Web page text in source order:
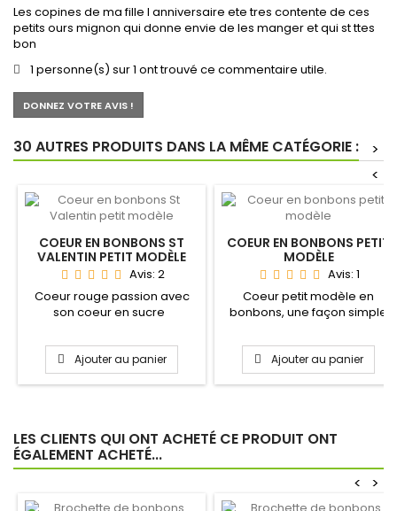
Les copines de ma fille l anniversaire ete tres contente de ces
petits ours mignon qui donne envie de les manger et qui st ttes
bon
1 personne(s) sur 1 ont trouvé ce commentaire utile.
DONNEZ VOTRE AVIS !
30 AUTRES PRODUITS DANS LA MÊME CATÉGORIE :
>
<
COEUR EN BONBONS ST
VALENTIN PETIT MODÈLE
Avis: 2
Coeur rouge passion avec
son coeur en sucre
Ajouter au panier
COEUR EN BONBONS PETIT
MODÈLE
Avis: 1
Coeur petit modèle en
bonbons, une façon simple
Ajouter au panier
LES CLIENTS QUI ONT ACHETÉ CE PRODUIT ONT
ÉGALEMENT ACHETÉ...
>
<